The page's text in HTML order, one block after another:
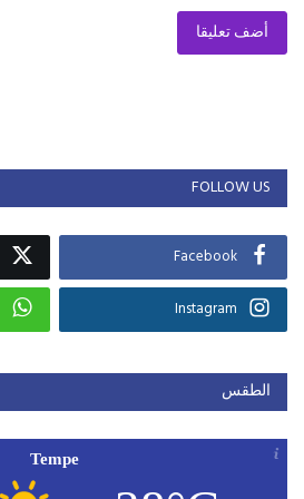
أضف تعليقا
FOLLOW US
Facebook
Instagram
الطقس
Tempe